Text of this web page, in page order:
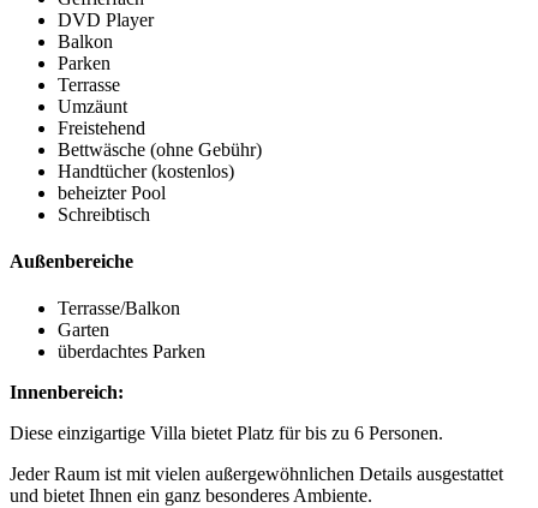
DVD Player
Balkon
Parken
Terrasse
Umzäunt
Freistehend
Bettwäsche (ohne Gebühr)
Handtücher (kostenlos)
beheizter Pool
Schreibtisch
Außenbereiche
Terrasse/Balkon
Garten
überdachtes Parken
Innenbereich:
Diese einzigartige Villa bietet Platz für bis zu 6 Personen.
Jeder Raum ist mit vielen außergewöhnlichen Details ausgestattet
und bietet Ihnen ein ganz besonderes Ambiente.